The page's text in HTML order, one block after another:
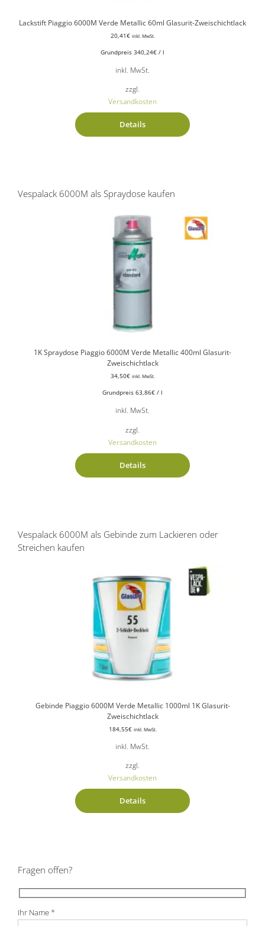
Lackstift Piaggio 6000M Verde Metallic 60ml Glasurit-Zweischichtlack
20,41€ inkl. MwSt.
Grundpreis 340,24€ / l
inkl. MwSt.
zzgl.
Versandkosten
Details
Vespalack 6000M als Spraydose kaufen
1K Spraydose Piaggio 6000M Verde Metallic 400ml Glasurit-
Zweischichtlack
34,50€ inkl. MwSt.
Grundpreis 63,86€ / l
inkl. MwSt.
zzgl.
Versandkosten
Details
Vespalack 6000M als Gebinde zum Lackieren oder
Streichen kaufen
Gebinde Piaggio 6000M Verde Metallic 1000ml 1K Glasurit-
Zweischichtlack
184,55€ inkl. MwSt.
inkl. MwSt.
zzgl.
Versandkosten
Details
Fragen offen?
Ihr Name *